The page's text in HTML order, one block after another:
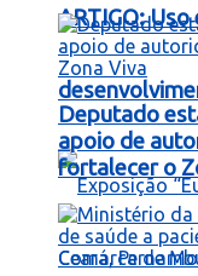
ARTIGO:
Deputado
apoio de
fortalecer o